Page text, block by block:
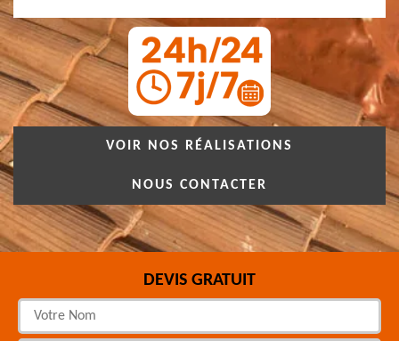
VOIR NOS RÉALISATIONS
NOUS CONTACTER
DEVIS GRATUIT